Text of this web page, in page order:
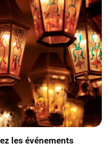
les événements